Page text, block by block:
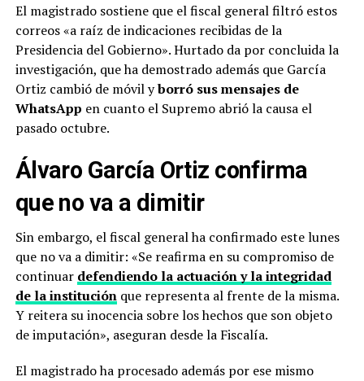
El magistrado sostiene que el fiscal general filtró estos
correos «a raíz de indicaciones recibidas de la
Presidencia del Gobierno». Hurtado da por concluida la
investigación, que ha demostrado además que García
Ortiz cambió de móvil yborró sus mensajes de
WhatsApp en cuanto el Supremo abrió la causa el
pasado octubre.
Álvaro García Ortiz confirma
que no va a dimitir
Sin embargo, el fiscal general ha confirmado este lunes
que no va a dimitir: «Se reafirma en su compromiso de
continuar defendiendo la actuación y la integridad
de la instituciónque representa al frente de la misma.
Y reitera su inocencia sobre los hechos que son objeto
de imputación», aseguran desde la Fiscalía.
El magistrado ha procesado además por ese mismo